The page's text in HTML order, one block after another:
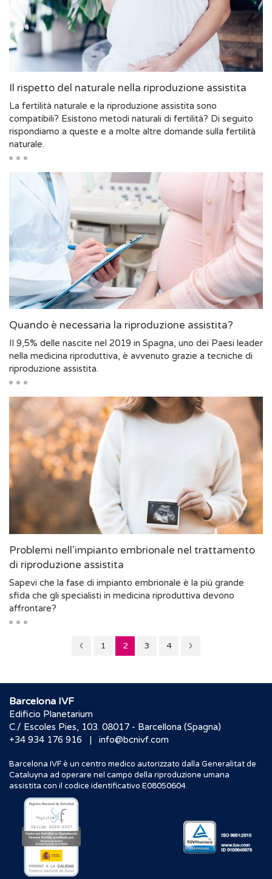
Il rispetto del naturale nella riproduzione assistita
La fertilità naturale e la riproduzione assistita sono
compatibili? Esistono metodi naturali di fertilità? Di seguito
rispondiamo a queste e a molte altre domande sulla fertilità
naturale.
Quando è necessaria la riproduzione assistita?
Il 9,5% delle nascite nel 2019 in Spagna, uno dei Paesi leader
nella medicina riproduttiva, è avvenuto grazie a tecniche di
riproduzione assistita.
Problemi nell'impianto embrionale nel trattamento
di riproduzione assistita
Sapevi che la fase di impianto embrionale è la più grande
sfida che gli specialisti in medicina riproduttiva devono
affrontare?
PaginaPagina
1 2 Pagina
3 Pagina
4
Barcelona IVF
Edificio Planetarium
C./ Escoles Pies, 103. 08017 - Barcellona (Spagna)
+34 934 176 916
| info@bcnivf.com
Barcelona IVF è un centro medico autorizzato dalla Generalitat de
Cataluyna ad operare nel campo della riproduzione umana
assistita con il codice identificativo E08050604.